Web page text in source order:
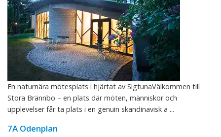
En naturnära mötesplats i hjärtat av SigtunaVälkommen till
Stora Brännbo – en plats där möten, människor och
upplevelser får ta plats i en genuin skandinavisk a ...
7A Odenplan